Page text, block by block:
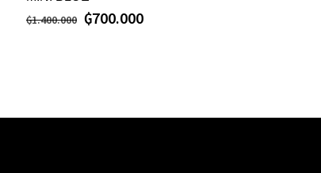
₲1.400.000 ₲700.000